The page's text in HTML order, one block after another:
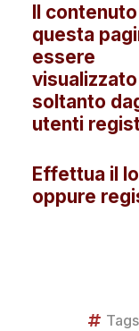
Il
questa
essere
visualizzato
soltanto
utenti
Effettua il
oppure